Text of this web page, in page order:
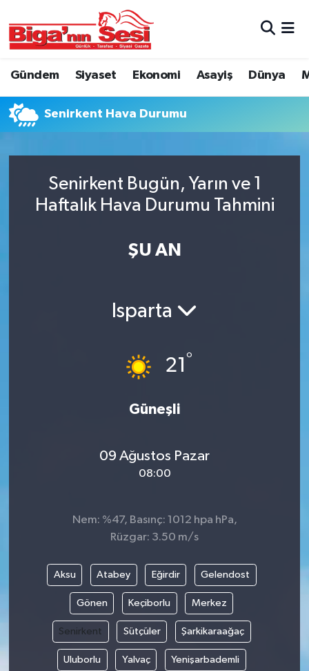
Gündem Siyaset Ekonomi Asayiş Dünya
Senirkent Hava Durumu
Senirkent Bugün, Yarın ve 1
Haftalık Hava Durumu Tahmini
ŞU AN
Isparta
21°
Güneşli
09 Ağustos Pazar
08:00
Nem: %47, Basınç: 1012 hpa hPa,
Rüzgar: 3.50 m/s
Aksu Atabey Eğirdir Gelendost
Gönen Keçiborlu Merkez
Senirkent Sütçüler Şarkikaraağaç
Uluborlu Yalvaç Yenişarbademli
Asayiş
Belde ve Köyler
Belediye
Dünya
Resmî ilanlar
Sağlık
Siyaset
Çanakkale Hava Durumu
Süper Lig Puan Durumu ve Fikstür
Tüm Manşetler
Son Dakika Haberleri